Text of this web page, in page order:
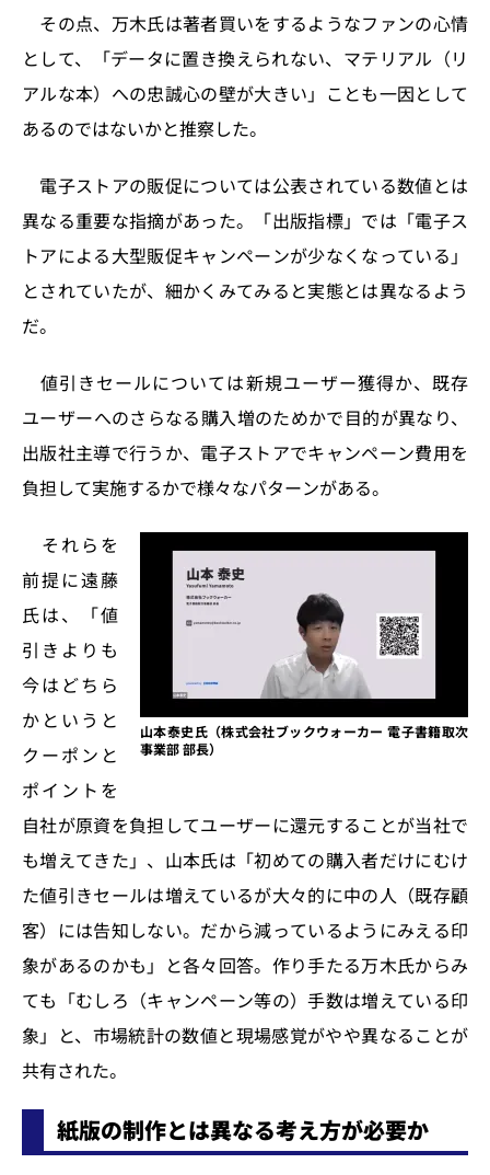
その点、万木氏は著者買いをするようなファンの心情
として、「データに置き換えられない、マテリアル（リ
アルな本）への忠誠心の壁が大きい」ことも一因として
あるのではないかと推察した。
電子ストアの販促については公表されている数値とは
異なる重要な指摘があった。「出版指標」では「電子ス
トアによる大型販促キャンペーンが少なくなっている」
とされていたが、細かくみてみると実態とは異なるよう
だ。
値引きセールについては新規ユーザー獲得か、既存
ユーザーへのさらなる購入増のためかで目的が異なり、
出版社主導で行うか、電子ストアでキャンペーン費用を
負担して実施するかで様々なパターンがある。
山本泰史氏（株式会社ブックウォーカー 電子書籍取次
事業部 部長）
それらを
前提に遠藤
氏は、「値
引きよりも
今はどちら
かというと
クーポンと
ポイントを
自社が原資を負担してユーザーに還元することが当社で
も増えてきた」、山本氏は「初めての購入者だけにむけ
た値引きセールは増えているが大々的に中の人（既存顧
客）には告知しない。だから減っているようにみえる印
象があるのかも」と各々回答。作り手たる万木氏からみ
ても「むしろ（キャンペーン等の）手数は増えている印
象」と、市場統計の数値と現場感覚がやや異なることが
共有された。
紙版の制作とは異なる考え方が必要か